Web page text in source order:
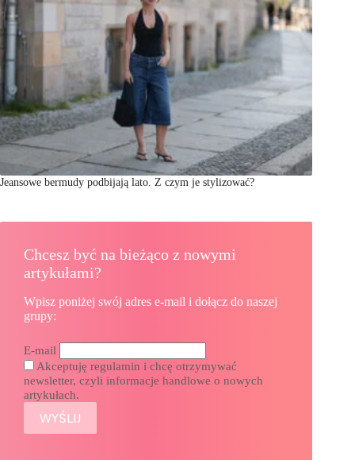
Jeansowe bermudy podbijają lato. Z czym je stylizować?
Chcesz być na bieżąco z nowymi
artykułami?
Wpisz poniżej swój adres e-mail i dołącz do naszej
grupy:
E-mail
Akceptuję regulamin i chcę otrzymywać
newsletter, czyli informacje handlowe o nowych
artykułach.